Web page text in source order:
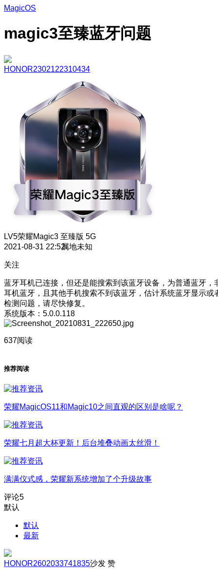
MagicOS
magic3至臻蓝牙问题
HONOR2302122310434
LV5荣耀Magic3 至臻版 5G
2021-08-31 22:52属地未知
关注
蓝牙耳机已连接，但还是能搜索到该蓝牙设备，为普通蓝牙，
耳机蓝牙，且其他手机搜索不到该蓝牙，估计系统蓝牙显示或
检测问题，请尽快修复。
系统版本：5.0.0.118
637阅读
推荐阅读
荣耀MagicOS11和Magic10之间直观的区别是啥呢？
荣耀七月超大杯更新！后台堆叠动画太丝滑！
满满仪式感，荣耀新系统增加了个升级故事
评论5
默认
默认
最新
HONOR2602033741835沙发 赞